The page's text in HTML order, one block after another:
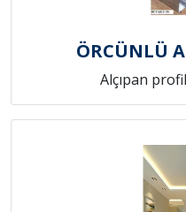
ÖRCÜNLÜ
Alçıpan